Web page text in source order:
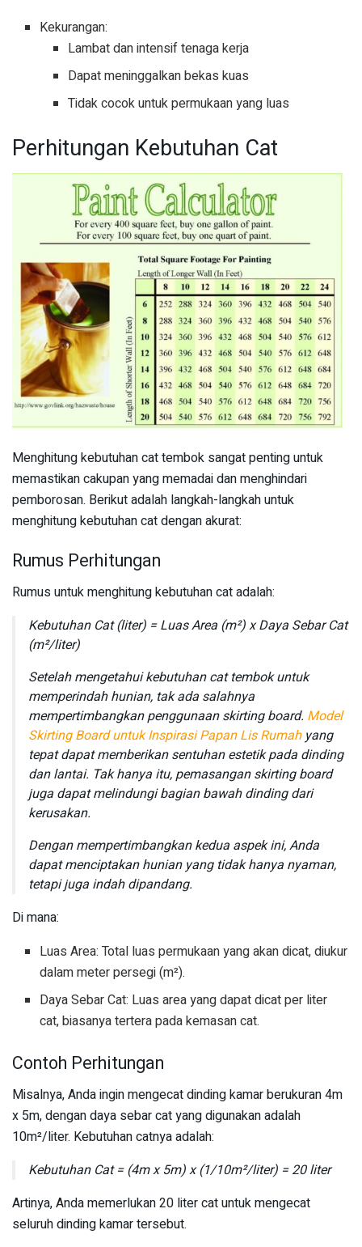
Kekurangan:
Lambat dan intensif tenaga kerja
Dapat meninggalkan bekas kuas
Tidak cocok untuk permukaan yang luas
Perhitungan Kebutuhan Cat
Menghitung kebutuhan cat tembok sangat penting untuk
memastikan cakupan yang memadai dan menghindari
pemborosan. Berikut adalah langkah-langkah untuk
menghitung kebutuhan cat dengan akurat:
Rumus Perhitungan
Rumus untuk menghitung kebutuhan cat adalah:
Kebutuhan Cat (liter) = Luas Area (m²) x Daya Sebar Cat
(m²/liter)
Setelah mengetahui kebutuhan cat tembok untuk
memperindah hunian, tak ada salahnya
mempertimbangkan penggunaan skirting board. Model
Skirting Board untuk Inspirasi Papan Lis Rumah yang
tepat dapat memberikan sentuhan estetik pada dinding
dan lantai. Tak hanya itu, pemasangan skirting board
juga dapat melindungi bagian bawah dinding dari
kerusakan.
Dengan mempertimbangkan kedua aspek ini, Anda
dapat menciptakan hunian yang tidak hanya nyaman,
tetapi juga indah dipandang.
Di mana:
Luas Area: Total luas permukaan yang akan dicat, diukur
dalam meter persegi (m²).
Daya Sebar Cat: Luas area yang dapat dicat per liter
cat, biasanya tertera pada kemasan cat.
Contoh Perhitungan
Misalnya, Anda ingin mengecat dinding kamar berukuran 4m
x 5m, dengan daya sebar cat yang digunakan adalah
10m²/liter. Kebutuhan catnya adalah:
Kebutuhan Cat = (4m x 5m) x (1/10m²/liter) = 20 liter
Artinya, Anda memerlukan 20 liter cat untuk mengecat
seluruh dinding kamar tersebut.